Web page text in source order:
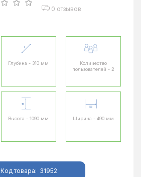
0 отзывов
Глубина - 310 мм
Количество
пользователей - 2
Высота - 1090 мм Ширина - 490 мм
Код товара: 31952